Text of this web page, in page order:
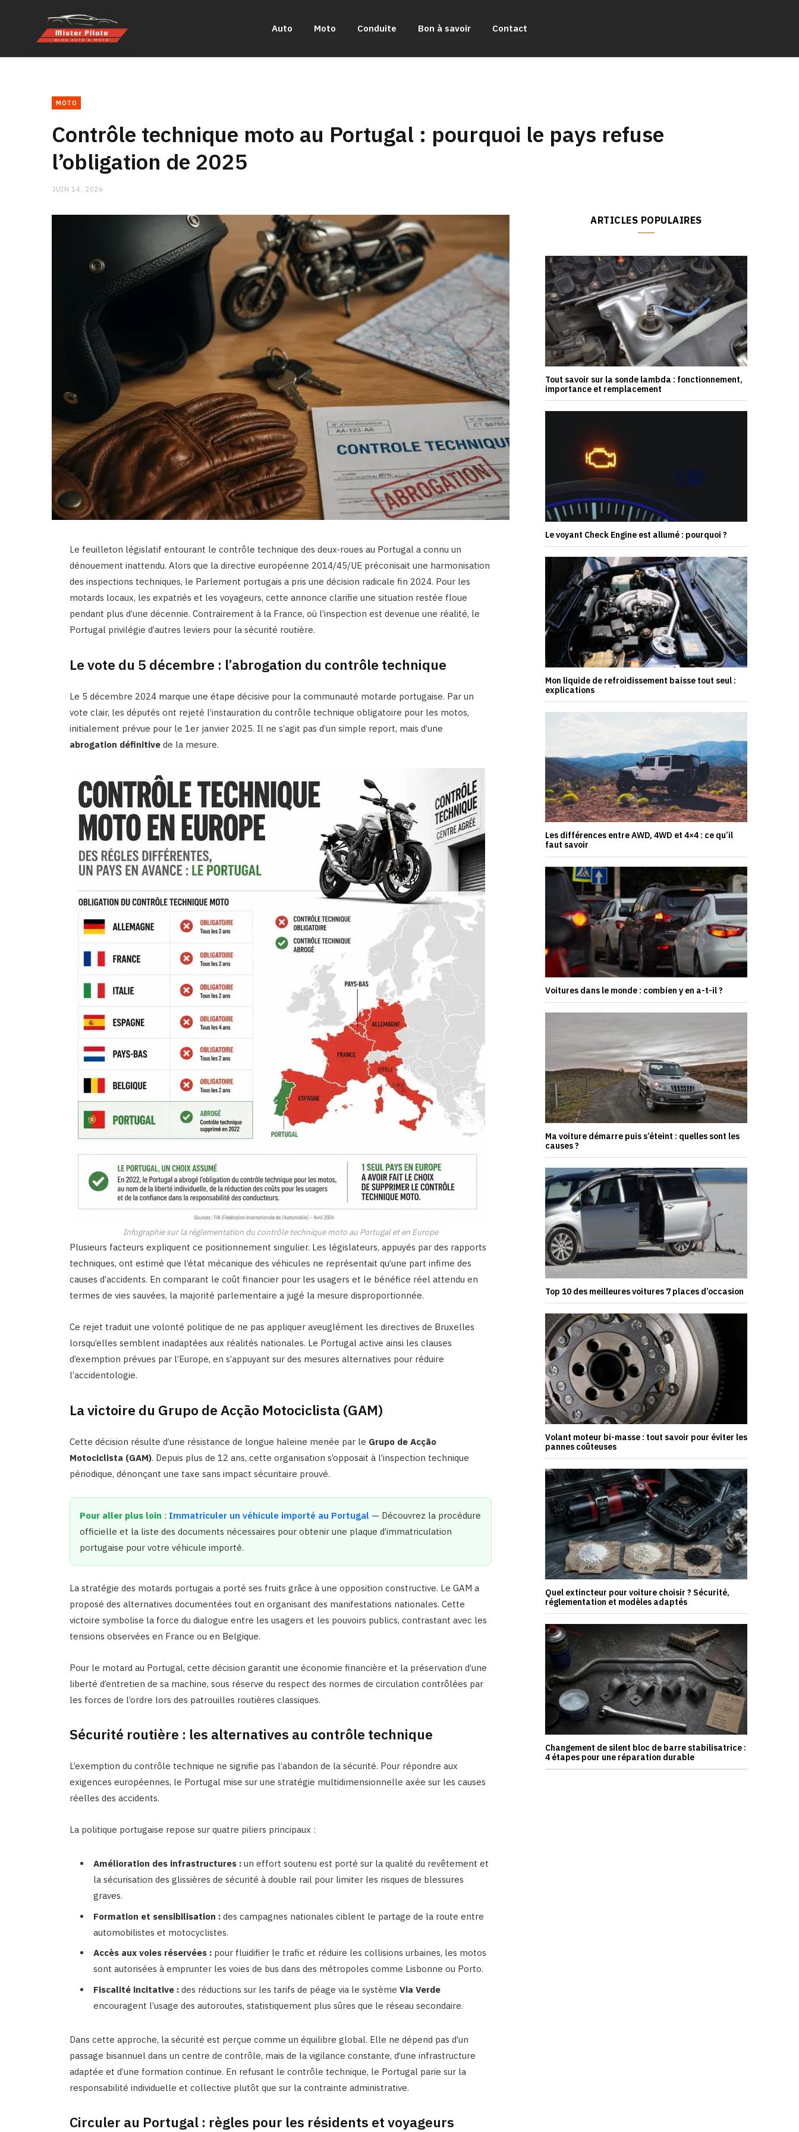
Auto Moto Conduite Bon à savoir Contact
MOTO
Contrôle technique moto au Portugal : pourquoi le pays refuse
l’obligation de 2025
JUIN 14, 2026
Le feuilleton législatif entourant le contrôle technique des deux-roues au Portugal a connu un
dénouement inattendu. Alors que la directive européenne 2014/45/UE préconisait une harmonisation
des inspections techniques, le Parlement portugais a pris une décision radicale fin 2024. Pour les
motards locaux, les expatriés et les voyageurs, cette annonce clarifie une situation restée floue
pendant plus d’une décennie. Contrairement à la France, où l’inspection est devenue une réalité, le
Portugal privilégie d’autres leviers pour la sécurité routière.
Le vote du 5 décembre : l’abrogation du contrôle technique
Le 5 décembre 2024 marque une étape décisive pour la communauté motarde portugaise. Par un
vote clair, les députés ont rejeté l’instauration du contrôle technique obligatoire pour les motos,
initialement prévue pour le 1er janvier 2025. Il ne s’agit pas d’un simple report, mais d’une
abrogation définitivede la mesure.
Infographie sur la réglementation du contrôle technique moto au Portugal et en Europe
Plusieurs facteurs expliquent ce positionnement singulier. Les législateurs, appuyés par des rapports
techniques, ont estimé que l’état mécanique des véhicules ne représentait qu’une part infime des
causes d’accidents. En comparant le coût financier pour les usagers et le bénéfice réel attendu en
termes de vies sauvées, la majorité parlementaire a jugé la mesure disproportionnée.
Ce rejet traduit une volonté politique de ne pas appliquer aveuglément les directives de Bruxelles
lorsqu’elles semblent inadaptées aux réalités nationales. Le Portugal active ainsi les clauses
d’exemption prévues par l’Europe, en s’appuyant sur des mesures alternatives pour réduire
l’accidentologie.
La victoire du Grupo de Acção Motociclista (GAM)
Cette décision résulte d’une résistance de longue haleine menée par le Grupo de Acção
Motociclista (GAM). Depuis plus de 12 ans, cette organisation s’opposait à l’inspection technique
périodique, dénonçant une taxe sans impact sécuritaire prouvé.
Pour aller plus loin : Immatriculer un véhicule importé au Portugal — Découvrez la procédure
officielle et la liste des documents nécessaires pour obtenir une plaque d’immatriculation
portugaise pour votre véhicule importé.
La stratégie des motards portugais a porté ses fruits grâce à une opposition constructive. Le GAM a
proposé des alternatives documentées tout en organisant des manifestations nationales. Cette
victoire symbolise la force du dialogue entre les usagers et les pouvoirs publics, contrastant avec les
tensions observées en France ou en Belgique.
Pour le motard au Portugal, cette décision garantit une économie financière et la préservation d’une
liberté d’entretien de sa machine, sous réserve du respect des normes de circulation contrôlées par
les forces de l’ordre lors des patrouilles routières classiques.
Sécurité routière : les alternatives au contrôle technique
L’exemption du contrôle technique ne signifie pas l’abandon de la sécurité. Pour répondre aux
exigences européennes, le Portugal mise sur une stratégie multidimensionnelle axée sur les causes
réelles des accidents.
La politique portugaise repose sur quatre piliers principaux :
Amélioration des infrastructures :un effort soutenu est porté sur la qualité du revêtement et
la sécurisation des glissières de sécurité à double rail pour limiter les risques de blessures
graves.
Formation et sensibilisation :des campagnes nationales ciblent le partage de la route entre
automobilistes et motocyclistes.
Accès aux voies réservées :pour fluidifier le trafic et réduire les collisions urbaines, les motos
sont autorisées à emprunter les voies de bus dans des métropoles comme Lisbonne ou Porto.
Fiscalité incitative :des réductions sur les tarifs de péage via le système Via Verde
encouragent l’usage des autoroutes, statistiquement plus sûres que le réseau secondaire.
Dans cette approche, la sécurité est perçue comme un équilibre global. Elle ne dépend pas d’un
passage bisannuel dans un centre de contrôle, mais de la vigilance constante, d’une infrastructure
adaptée et d’une formation continue. En refusant le contrôle technique, le Portugal parie sur la
responsabilité individuelle et collective plutôt que sur la contrainte administrative.
Circuler au Portugal : règles pour les résidents et voyageurs
ARTICLES POPULAIRES
Tout savoir sur la sonde lambda : fonctionnement,
importance et remplacement
Le voyant Check Engine est allumé : pourquoi ?
Mon liquide de refroidissement baisse tout seul :
explications
Les différences entre AWD, 4WD et 4×4 : ce qu’il
faut savoir
Voitures dans le monde : combien y en a-t-il ?
Ma voiture démarre puis s’éteint : quelles sont les
causes ?
Top 10 des meilleures voitures 7 places d’occasion
Volant moteur bi-masse : tout savoir pour éviter les
pannes coûteuses
Quel extincteur pour voiture choisir ? Sécurité,
réglementation et modèles adaptés
Changement de silent bloc de barre stabilisatrice :
4 étapes pour une réparation durable